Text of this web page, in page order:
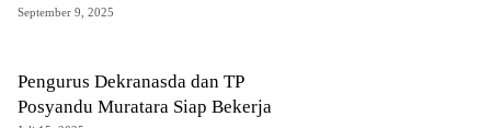
September 9, 2025
Pengurus Dekranasda dan TP
Posyandu Muratara Siap Bekerja